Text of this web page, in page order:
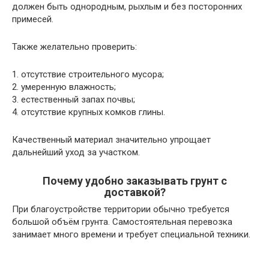
должен быть однородным, рыхлым и без посторонних
примесей.
Также желательно проверить:
1. отсутствие строительного мусора;
2. умеренную влажность;
3. естественный запах почвы;
4. отсутствие крупных комков глины.
Качественный материал значительно упрощает
дальнейший уход за участком.
Почему удобно заказывать грунт с
доставкой?
При благоустройстве территории обычно требуется
большой объём грунта. Самостоятельная перевозка
занимает много времени и требует специальной техники.